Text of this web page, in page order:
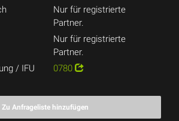
Nur für registrierte
Partner.
Nur für registrierte
Partner.
/ IFU
0780
Zu Anfrageliste hinzufügen